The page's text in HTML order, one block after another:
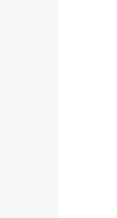
An ninh
Chất lượng